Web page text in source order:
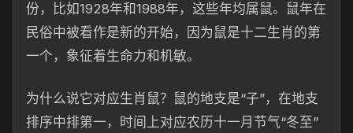
份，比如1928年和1988年，这些年均属鼠。鼠年在
民俗中被看作是新的开始，因为鼠是十二生肖的第
一个，象征着生命力和机敏。
为什么说它对应生肖鼠？鼠的地支是“子”，在地支
排序中排第一，时间上对应农历十一月节气“冬至”